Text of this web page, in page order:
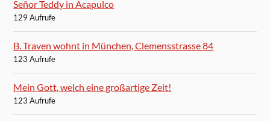
Señor Teddy in Acapulco
129 Aufrufe
B. Traven wohnt in München, Clemensstrasse 84
123 Aufrufe
Mein Gott, welch eine großartige Zeit!
123 Aufrufe